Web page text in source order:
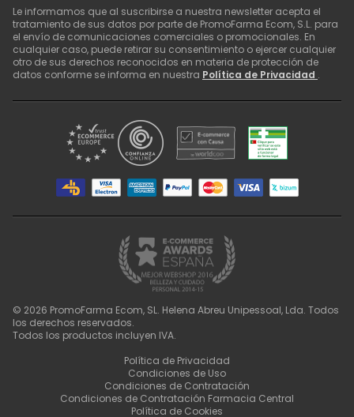
Le informamos que al suscribirse a nuestra newsletter acepta el
tratamiento de sus datos por parte de PromoFarma Ecom, S.L. para
el envío de comunicaciones comerciales o promocionales. En
cualquier caso, puede retirar su consentimiento o ejercer cualquier
otro de sus derechos reconocidos en materia de protección de
datos conforme se informa en nuestra Política de Privacidad .
© 2026 PromoFarma Ecom, SL. Helena Abreu Unipessoal, Lda. Todos
los derechos reservados.
Todos los productos incluyen IVA.
Política de Privacidad
Condiciones de Uso
Condiciones de Contratación
Condiciones de Contratación Farmacia Central
Política de Cookies